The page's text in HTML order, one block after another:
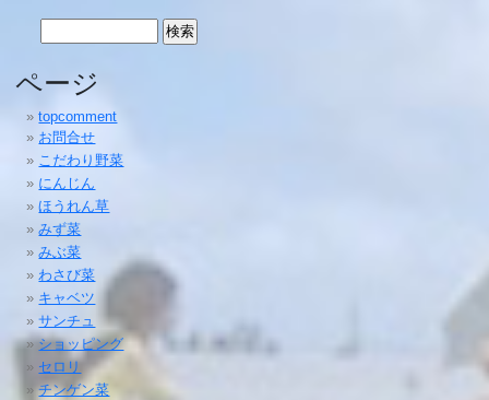
索:
ページ
topcomment
お問合せ
こだわり野菜
にんじん
ほうれん草
みず菜
みぶ菜
わさび菜
キャベツ
サンチュ
ショッピング
セロリ
チンゲン菜